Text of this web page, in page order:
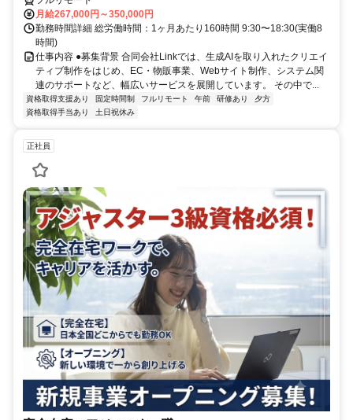
月給267,000円～350,000円
勤務時間詳細 総労働時間：1ヶ月あたり160時間 9:30〜18:30(実働8
時間)
仕事内容 ●募集背景 合同会社Linkでは、生成AIを取り入れたクリエイ
ティブ制作をはじめ、EC・物販事業、Webサイト制作、システム関
連のサポートなど、幅広いサービスを展開しています。 その中で...
資格取得支援あり 固定時間制 フルリモート 午前 研修あり
夕方
資格取得手当あり
土日祝休み
正社員